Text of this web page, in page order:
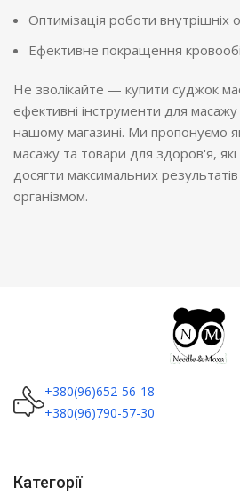
Оптимізація роботи внутрішніх
Ефективне покращення
Не зволікайте — купити суджок
ефективні інструменти для
нашому магазині. Ми пропонуємо
масажу та товари для здоров'я,
досягти максимальних результатів
організмом.
+380(96)652-56-18
+380(96)790-57-30
Категорії